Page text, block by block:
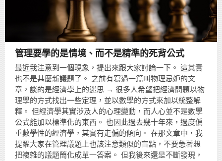
管理要學的是情境、而不是精準的死背公式
最近我注意到一個現象，提出來跟大家討論一下。 這其實
也不是甚麼新議題了。 之前有寫過一篇叫物理忌妒的文
章，談的是經濟學上的迷思 → 很多人希望把經濟問題以物
理學的方式找出一些定理，並以數學的方式來加以統整解
釋。 但經濟學其實涉及人的心理變動，而人心並不是數學
公式能加以標準化的東西。 也因此過去幾十年來，過度偏
重數學性的經濟學，其實有走偏的傾向。 在那文章中，我
提醒大家在管理議題上也該注意類似的盲點，不要急著想
把複雜的議題簡化成單一答案。 但我後來還是不斷發現，